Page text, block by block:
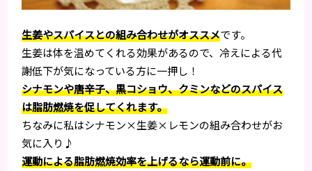
生姜やスパイスとの組み合わせがオススメです。
生姜は体を温めてくれる効果があるので、冷えによる代
謝低下が気になっている方に一押し！
シナモンや唐辛子、黒コショウ、クミンなどのスパイス
は脂肪燃焼を促してくれます。
ちなみに私はシナモン×生姜×レモンの組み合わせがお
気に入り♪
運動による脂肪燃焼効率を上げるなら運動前に。